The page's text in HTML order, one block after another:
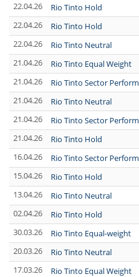
22.04.26
Rio Tinto Hold
22.04.26
Rio Tinto Hold
22.04.26
Rio Tinto Neutral
21.04.26
Rio Tinto Equal Weight
21.04.26
Rio Tinto Sector Perform
21.04.26
Rio Tinto Neutral
21.04.26
Rio Tinto Sector Perform
21.04.26
Rio Tinto Hold
16.04.26
Rio Tinto Sector Perform
15.04.26
Rio Tinto Hold
13.04.26
Rio Tinto Neutral
02.04.26
Rio Tinto Hold
30.03.26
Rio Tinto Equal-weight
20.03.26
Rio Tinto Neutral
17.03.26
Rio Tinto Equal Weight